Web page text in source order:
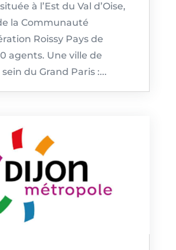
à l’Est du Val d’Oise,
la Communauté
Roissy Pays de
agents. Une ville de
du Grand Paris :...